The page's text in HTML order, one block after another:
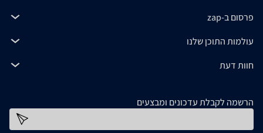
פרסום ב-zap
עולמות התוכן שלנו
חוות דעת
הרשמה לקבלת עדכונים ומבצעים